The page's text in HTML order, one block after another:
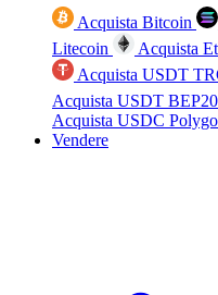
Acquista Bitcoin
Litecoin
Acquista
Acquista USDT
Acquista USDT BEP20
Acquista USDC
Vendere